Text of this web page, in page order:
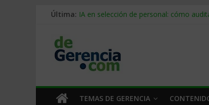
Última: IA en selección de personal: cómo
Stablecoins para empresas: cómo
Despido silencioso: qué es y por qué
TEMAS DE GERENCIA